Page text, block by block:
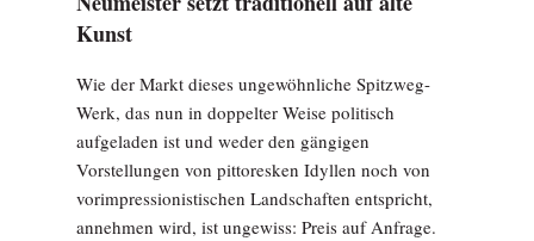
Kunst
Wie der Markt dieses ungewöhnliche Spitzweg-
Werk, das nun in doppelter Weise politisch
aufgeladen ist und weder den gängigen
Vorstellungen von pittoresken Idyllen noch von
vorimpressionistischen Landschaften entspricht,
annehmen wird, ist ungewiss: Preis auf Anfrage.